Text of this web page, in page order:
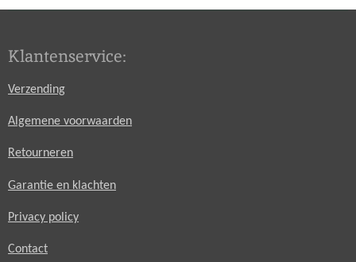
Klantenservice:
Verzending
Algemene voorwaarden
Retourneren
Garantie en klachten
Privacy policy
Contact